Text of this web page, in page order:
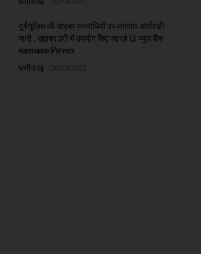
दुर्ग पुलिस की साइबर अपराधियों पर लगातार कार्यवाही
जारी , साइबर ठगी में उपयोग किए जा रहे 13 म्यूल बैंक
खाताधारक गिरफ्तार
छत्तीसगढ़